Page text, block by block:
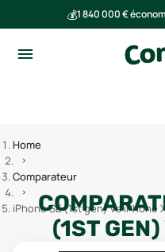
💰1 840 000 €
Home
Comparateur
iPhone SE (1st gen) vs iPhone
(1ST GEN)